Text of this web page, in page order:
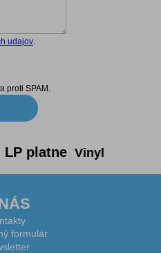
udajov.
proti SPAM.
LP platne Vinyl
formulár